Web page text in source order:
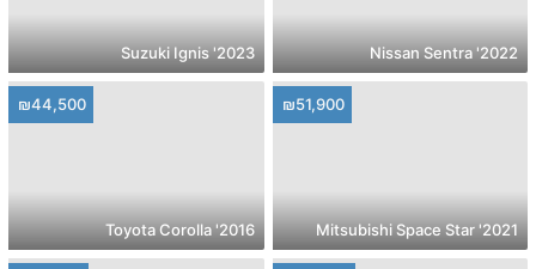
2022' Nissan Sentra
2023' Suzuki Ignis
₪51,900
2021' Mitsubishi Space Star
₪44,500
2016' Toyota Corolla